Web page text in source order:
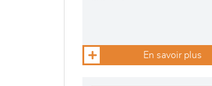
En savoir plus